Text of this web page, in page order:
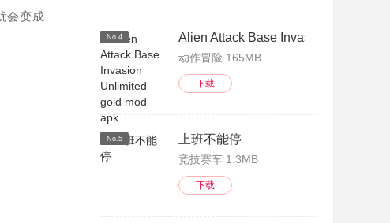
会变成
No.4 Alien Attack Base Invasion Unlimited
动作冒险 165MB
下载
No.5 上班不能停
竞技赛车 1.3MB
下载